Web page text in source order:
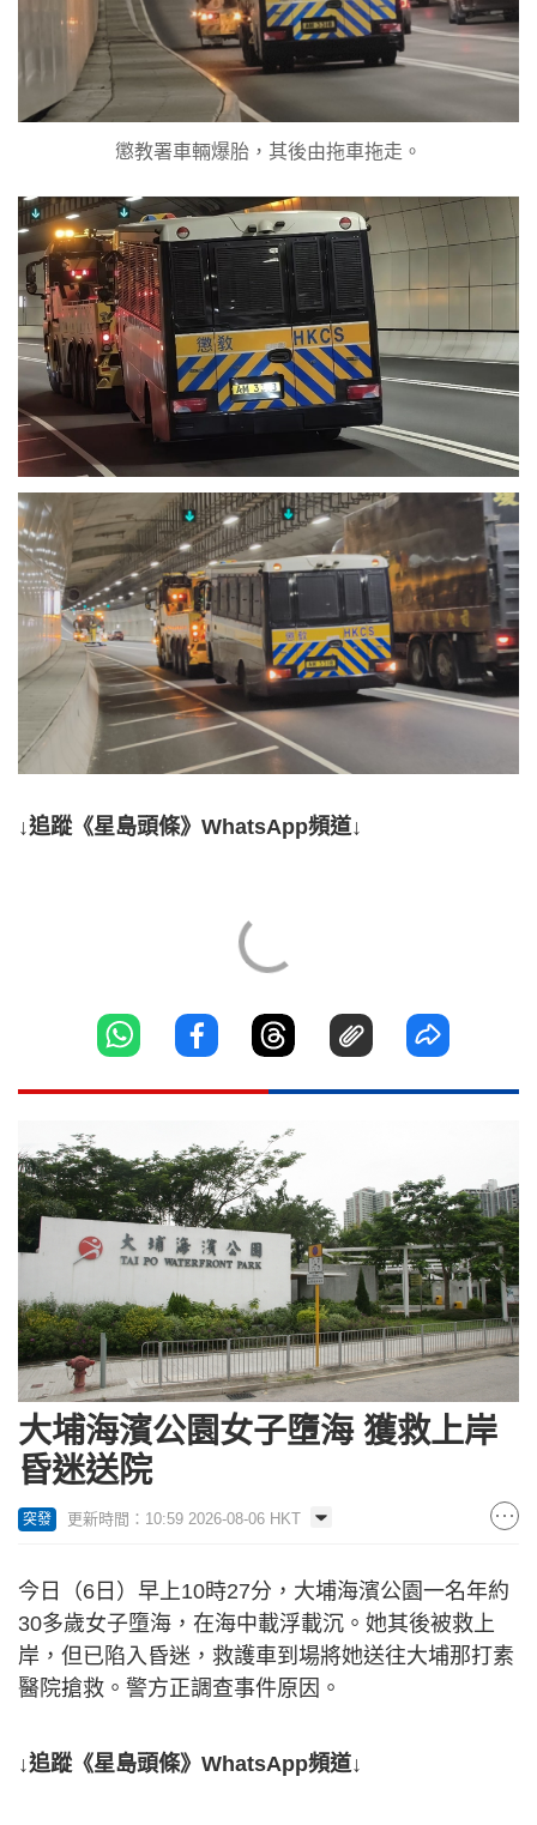
懲教署車輛爆胎，其後由拖車拖走。
↓追蹤《星島頭條》WhatsApp頻道↓
大埔海濱公園女子墮海 獲救上岸
昏迷送院
突發 更新時間：10:59 2026-08-06 HKT
今日（6日）早上10時27分，大埔海濱公園一名年約
30多歲女子墮海，在海中載浮載沉。她其後被救上
岸，但已陷入昏迷，救護車到場將她送往大埔那打素
醫院搶救。警方正調查事件原因。
↓追蹤《星島頭條》WhatsApp頻道↓